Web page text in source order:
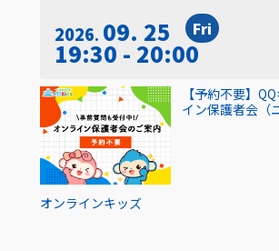
2026 09. 25 Fri
19:30 - 20:00
オンラインキッズ
【予約不要】
イン保護者会（